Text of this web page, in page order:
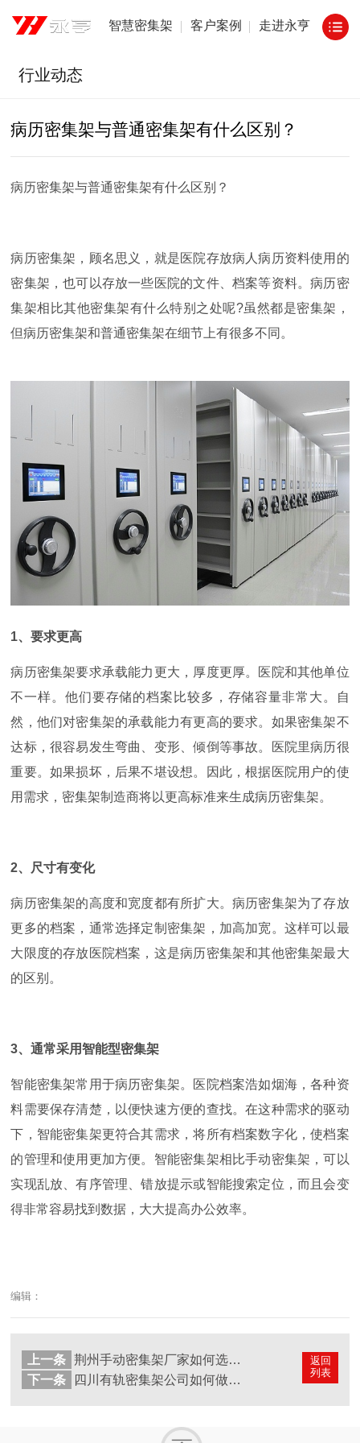
智慧密集架 客户案例 走进永亨
行业动态
病历密集架与普通密集架有什么区别？
病历密集架与普通密集架有什么区别？
病历密集架，顾名思义，就是医院存放病人病历资料使用的
密集架，也可以存放一些医院的文件、档案等资料。病历密
集架相比其他密集架有什么特别之处呢?虽然都是密集架，
但病历密集架和普通密集架在细节上有很多不同。
1、要求更高
病历密集架要求承载能力更大，厚度更厚。医院和其他单位
不一样。他们要存储的档案比较多，存储容量非常大。自
然，他们对密集架的承载能力有更高的要求。如果密集架不
达标，很容易发生弯曲、变形、倾倒等事故。医院里病历很
重要。如果损坏，后果不堪设想。因此，根据医院用户的使
用需求，密集架制造商将以更高标准来生成病历密集架。
2、尺寸有变化
病历密集架的高度和宽度都有所扩大。病历密集架为了存放
更多的档案，通常选择定制密集架，加高加宽。这样可以最
大限度的存放医院档案，这是病历密集架和其他密集架最大
的区别。
3、通常采用智能型密集架
智能密集架常用于病历密集架。医院档案浩如烟海，各种资
料需要保存清楚，以便快速方便的查找。在这种需求的驱动
下，智能密集架更符合其需求，将所有档案数字化，使档案
的管理和使用更加方便。智能密集架相比手动密集架，可以
实现乱放、有序管理、错放提示或智能搜索定位，而且会变
得非常容易找到数据，大大提高办公效率。
编辑：
返回
列表
上一条
荆州手动密集架厂家如何选？质量好的荆州密集架通过什么方式买到？
下一条
四川有轨密集架公司如何做才能赢得市场？